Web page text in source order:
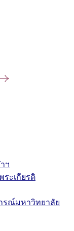
ฯ
ะเกียรติ
รณ์มหาวิทยาลัย